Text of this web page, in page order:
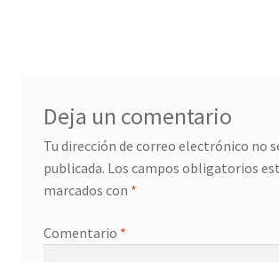
Deja un comentario
Tu dirección de correo electrónico no
publicada. Los campos obligatorios
marcados con *
Comentario *